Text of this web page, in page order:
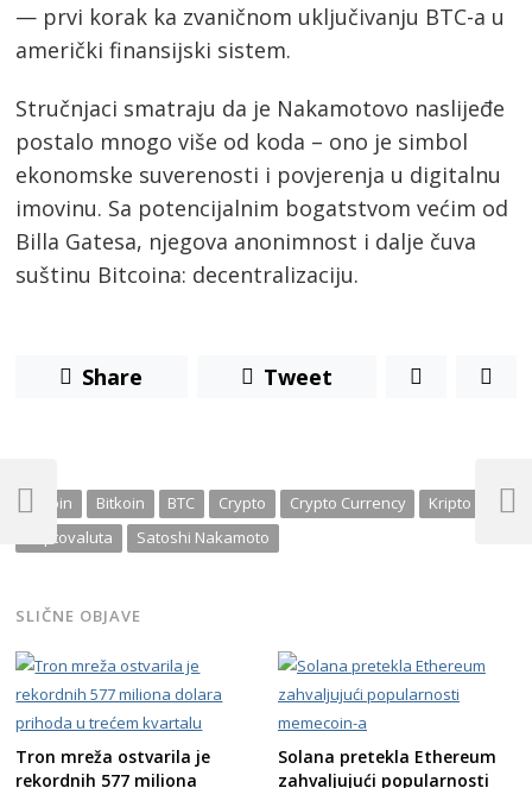
— prvi korak ka zvaničnom uključivanju BTC-a u
američki finansijski sistem.
Stručnjaci smatraju da je Nakamotovo naslijeđe
postalo mnogo više od koda – ono je simbol
ekonomske suverenosti i povjerenja u digitalnu
imovinu. Sa potencijalnim bogatstvom većim od
Billa Gatesa, njegova anonimnost i dalje čuva
suštinu Bitcoina: decentralizaciju.
Share Tweet
Bitcoin Bitkoin BTC Crypto Crypto Currency
Kripto
Kriptovaluta
Satoshi Nakamoto
SLIČNE OBJAVE
Tron mreža ostvarila je
rekordnih 577 miliona
Solana pretekla Ethereum
zahvaljujući popularnosti
Post
navigation
Previous
Next